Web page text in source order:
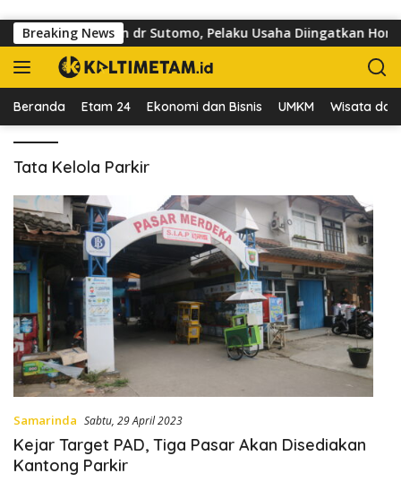
Breaking News
Trotoar di Jalan dr Sutomo, Pelaku Usaha Diingatkan
Beranda Etam 24 Ekonomi dan Bisnis UMKM Wisata dan
Tata Kelola Parkir
Samarinda Sabtu, 29 April 2023
Kejar Target PAD, Tiga Pasar Akan Disediakan
Kantong Parkir